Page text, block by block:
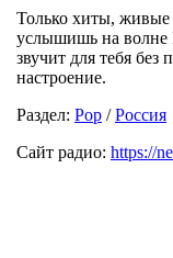
Только хиты,
услышишь на волне
звучит для тебя без
настроение.
Раздел: Pop /Россия
Сайт радио: https://